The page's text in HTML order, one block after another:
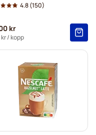
4.8(150)
kr
/ kopp